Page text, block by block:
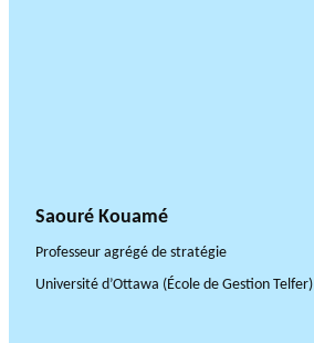
Saouré Kouamé
Professeur agrégé de stratégie
Université d’Ottawa (École de Gestion Telfer)